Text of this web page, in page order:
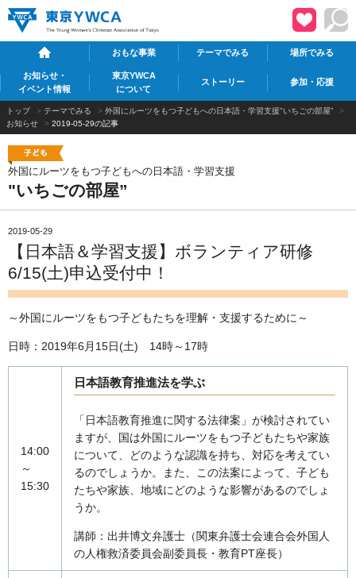
おもな事業 テーマでみる 場所でみる
お知らせ・
イベント情報
東京YWCA
について
ストーリー 参加・応援
トップ > テーマでみる > 外国にルーツをもつ子どもへの日本語・学習支援"いちごの部屋”
>
お知らせ
> 2019-05-29の記事
外国にルーツをもつ子どもへの日本語・学習支援
"いちごの部屋”
2019-05-29
【日本語＆学習支援】ボランティア研修
6/15(土)申込受付中！
～外国にルーツをもつ子どもたちを理解・支援するために～
日時：2019年6月15日(土) 14時～17時
14:00
～
15:30
日本語教育推進法を学ぶ
「日本語教育推進に関する法律案」が検討されてい
ますが、国は外国にルーツをもつ子どもたちや家族
について、どのような認識を持ち、対応を考えてい
るのでしょうか。また、この法案によって、子ども
たちや家族、地域にどのような影響があるのでしょ
うか。
講師：出井博文弁護士（関東弁護士会連合会外国人
の人権救済委員会副委員長・教育PT座長）